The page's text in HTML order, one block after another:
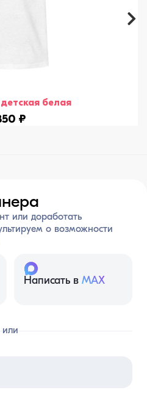
белая
₽
или доработать
о возможности
Написать в MAX
или